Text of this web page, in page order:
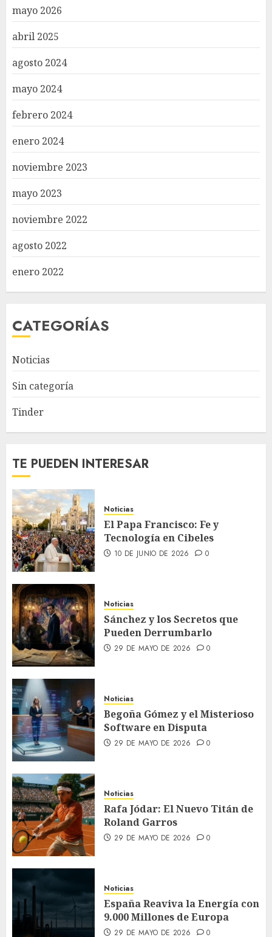
mayo 2026
abril 2025
agosto 2024
mayo 2024
febrero 2024
enero 2024
noviembre 2023
mayo 2023
noviembre 2022
agosto 2022
enero 2022
CATEGORÍAS
Noticias
Sin categoría
Tinder
TE PUEDEN INTERESAR
Noticias
El Papa Francisco: Fe y
Tecnología en Cibeles
10 DE JUNIO DE 2026 0
Noticias
Sánchez y los Secretos que
Pueden Derrumbarlo
29 DE MAYO DE 2026 0
Noticias
Begoña Gómez y el Misterioso
Software en Disputa
29 DE MAYO DE 2026 0
Noticias
Rafa Jódar: El Nuevo Titán de
Roland Garros
29 DE MAYO DE 2026 0
Noticias
España Reaviva la Energía con
9.000 Millones de Europa
29 DE MAYO DE 2026 0